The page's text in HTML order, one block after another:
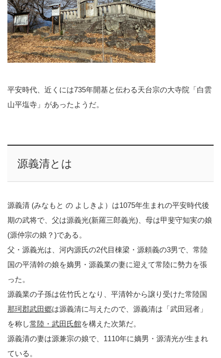
平安時代、近くには735年開基と伝わる天台宗の大寺院「白雲
山平塩寺」があったようだ。
源義清とは
源義清 (みなもと の よしきよ）は1075年生まれの平安時代後
期の武将で、父は源義光(新羅三郎義光)、母は甲斐守知実の娘
(源仲宗の娘？)である。
父・源義光は、河内源氏の2代目棟梁・源頼義の3男で、常陸
国の平清幹の娘を嫡男・源義業の妻に迎えて常陸に勢力を張
った。
源義業の子孫は佐竹氏となり、平清幹から譲り受けた常陸国
那珂郡武田郷は源義清に与えたので、源義清は「武田冠者」
を称し常陸・武田氏館を構えた次第だ。
源義清の妻は源兼宗の娘で、1110年に嫡男・源清光が生まれ
ている。